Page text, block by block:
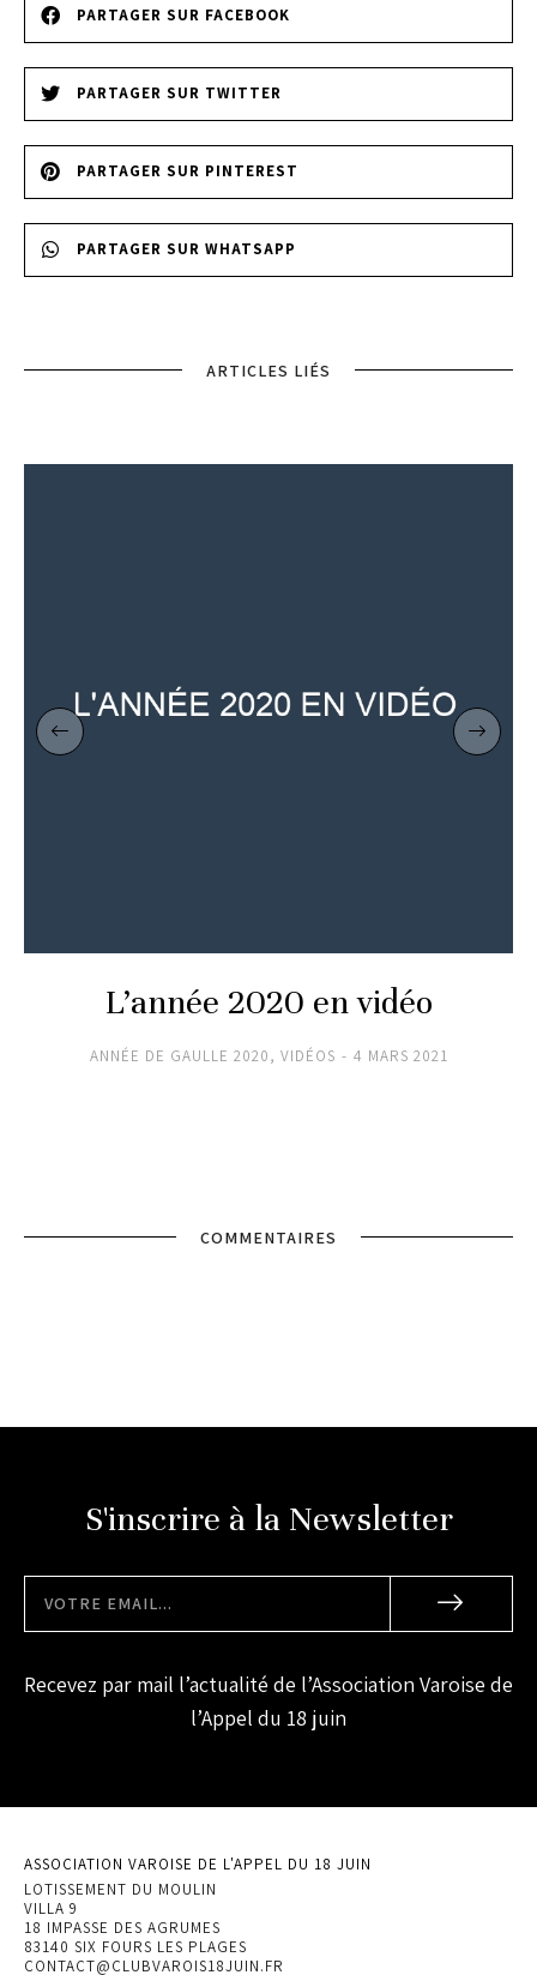
PARTAGER SUR FACEBOOK
PARTAGER SUR TWITTER
PARTAGER SUR PINTEREST
PARTAGER SUR WHATSAPP
ARTICLES LIÉS
L’année 2020 en vidéo
ANNÉE DE GAULLE 2020, VIDÉOS 4 MARS 2021
COMMENTAIRES
S'inscrire à la Newsletter
Recevez par mail l’actualité de l’Association Varoise de
l’Appel du 18 juin
ASSOCIATION VAROISE DE L'APPEL DU 18 JUIN
LOTISSEMENT DU MOULIN
VILLA 9
18 IMPASSE DES AGRUMES
83140 SIX FOURS LES PLAGES
CONTACT@CLUBVAROIS18JUIN.FR